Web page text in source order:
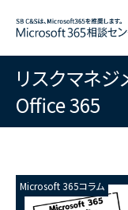
リスクマネジ
Office 365
Microsoft 365コラム